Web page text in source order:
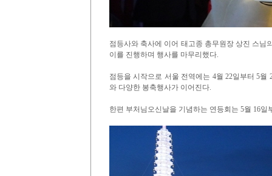
점등사와 축사에 이어 태고종 총무원장 상진 스님
이를 진행하며 행사를 마무리했다.
점등을 시작으로 서울 전역에는 4월 22일부터 5
와 다양한 봉축행사가 이어진다.
한편 부처님오신날을 기념하는 연등회는 5월 16